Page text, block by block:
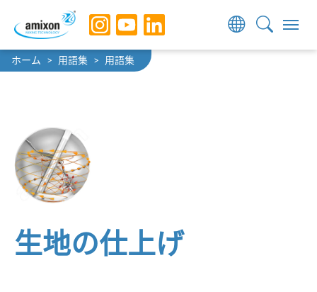
Skip to main navigation
Skip to main content
Skip to page footer
You are here:
ホーム 用語集 用語集
生地の仕上げ